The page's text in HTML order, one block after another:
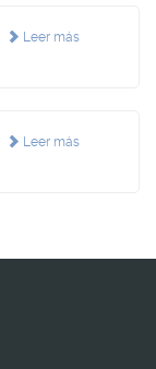
Leer más
Leer más